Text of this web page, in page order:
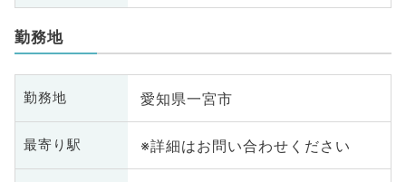
勤務地
勤務地 愛知県一宮市
最寄り駅 ※詳細はお問い合わせください